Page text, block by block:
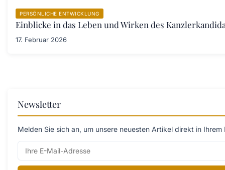
PERSÖNLICHE ENTWICKLUNG
Einblicke in das Leben und Wirken des
17. Februar 2026
Newsletter
Melden Sie sich an, um unsere neuesten Artikel direkt in